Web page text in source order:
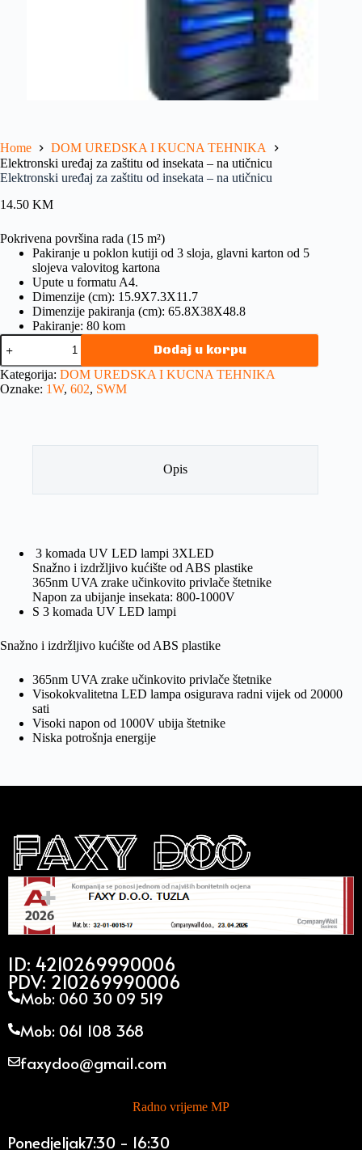
Home
DOM UREDSKA I KUCNA TEHNIKA
Elektronski uređaj za zaštitu od insekata – na utičnicu
Elektronski uređaj za zaštitu od insekata – na utičnicu
14.50 KM
Pokrivena površina rada (15 m²)
Pakiranje u poklon kutiji od 3 sloja, glavni karton od 5
slojeva valovitog kartona
Upute u formatu A4.
Dimenzije (cm): 15.9X7.3X11.7
Dimenzije pakiranja (cm): 65.8X38X48.8
Pakiranje: 80 kom
Dodaj u korpu
Kategorija: DOM UREDSKA I KUCNA TEHNIKA
Oznake: 1W, 602, SWM
Opis
3 komada UV LED lampi 3XLED
Snažno i izdržljivo kućište od ABS plastike
365nm UVA zrake učinkovito privlače štetnike
Napon za ubijanje insekata: 800-1000V
S 3 komada UV LED lampi
Snažno i izdržljivo kućište od ABS plastike
365nm UVA zrake učinkovito privlače štetnike
Visokokvalitetna LED lampa osigurava radni vijek od 20000
sati
Visoki napon od 1000V ubija štetnike
Niska potrošnja energije
ID: 4210269990006
PDV: 210269990006
Mob: 060 30 09 519
Mob: 061 108 368
faxydoo@gmail.com
Radno vrijeme MP
Ponedjeljak7:30 - 16:30